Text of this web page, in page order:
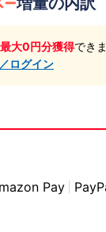
最大0円分獲得でき
ログイン
Pay